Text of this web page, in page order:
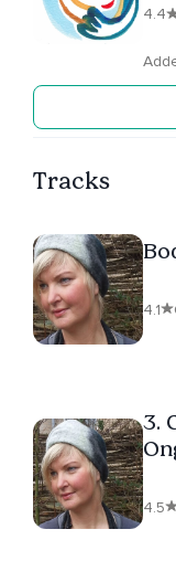
4.4
Tracks
4.1
3.
4.5